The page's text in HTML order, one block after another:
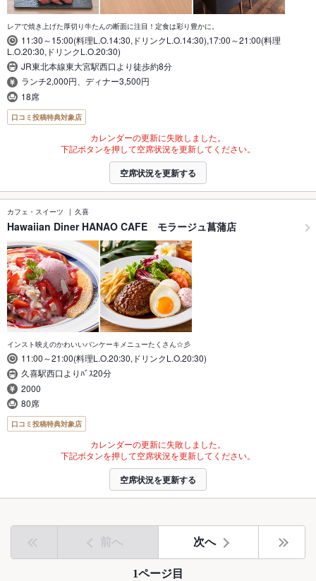
レアで焼き上げた厚切り牛たんの断面に注目！定食は彩り豊かに。
11:30～15:00(料理L.O.14:30,ドリンクL.O.14:30),17:00～21:00(料理
L.O.20:30,ドリンクL.O.20:30)
JR東北本線東大宮駅西口より徒歩約8分
ランチ2,000円、ディナー3,500円
18席
口コミ投稿特典対象店
カレンダーの更新に失敗しました。
下記ボタンを押して空席状況を更新してください。
空席状況を更新する
カフェ・スイーツ 久喜
Hawaiian Diner HANAO CAFE モラージュ菖蒲店
インスト映えのかわいいパンケーキメニューたくさん☆彡
11:00～21:00(料理L.O.20:30,ドリンクL.O.20:30)
久喜駅西口よりﾊﾞｽ20分
2000
80席
口コミ投稿特典対象店
カレンダーの更新に失敗しました。
下記ボタンを押して空席状況を更新してください。
空席状況を更新する
前へ 次へ
1ページ目